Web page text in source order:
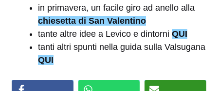
in primavera, un facile giro ad anello alla
chiesetta di San Valentino
tante altre idee a Levico e dintorni QUI
tanti altri spunti nella guida sulla Valsugana
QUI